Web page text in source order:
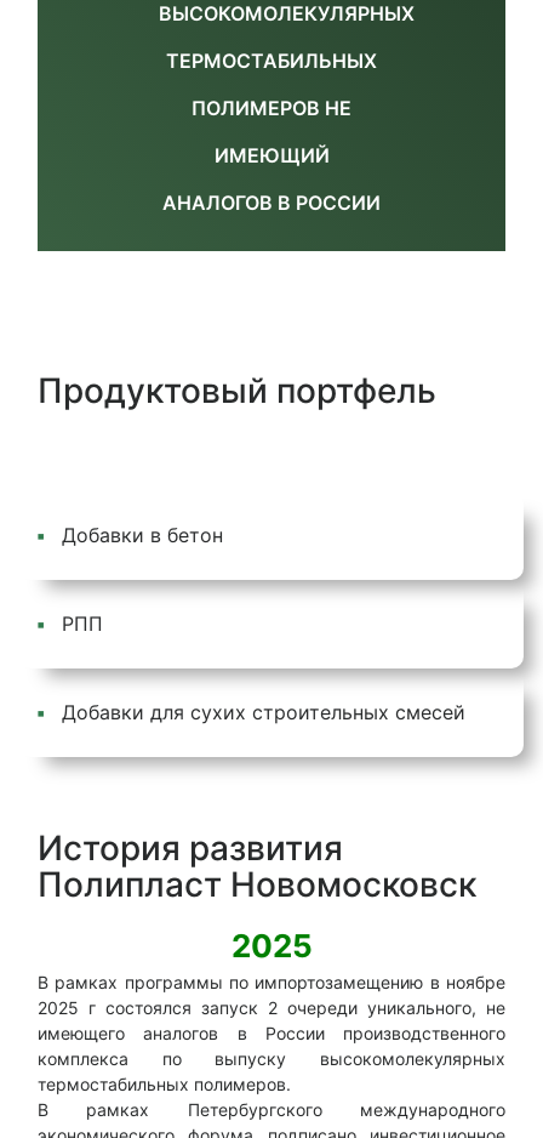
ВЫСОКОМОЛЕКУЛЯРНЫХ
ТЕРМОСТАБИЛЬНЫХ
ПОЛИМЕРОВ НЕ
ИМЕЮЩИЙ
АНАЛОГОВ В РОССИИ
Продуктовый портфель
Добавки в бетон
РПП
Добавки для сухих строительных смесей
История развития
Полипласт Новомосковск
2025
В рамках программы по импортозамещению в ноябре
2025 г состоялся запуск 2 очереди уникального, не
имеющего аналогов в России производственного
комплекса по выпуску высокомолекулярных
термостабильных полимеров.
В рамках Петербургского международного